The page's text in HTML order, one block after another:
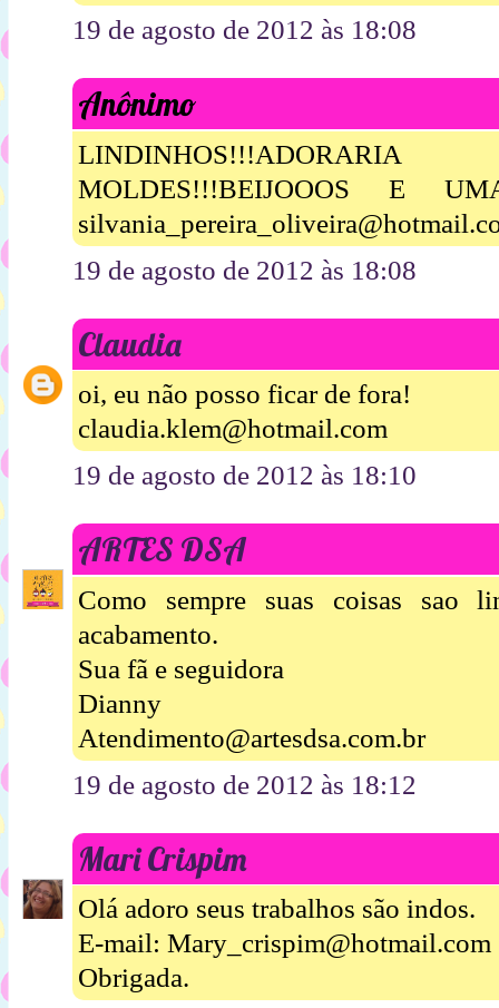
19 de agosto de 2012 às 18:08
Anônimo
MOLDES!!!BEIJOOOS E
19 de agosto de 2012 às 18:08
Claudia
oi, eu não posso ficar de fora!
claudia.klem@hotmail.com
19 de agosto de 2012 às 18:10
ARTES DSA
Como sempre suas coisas sao
acabamento.
Sua fã e seguidora
Dianny
Atendimento@artesdsa.com.br
19 de agosto de 2012 às 18:12
Mari Crispim
Olá adoro seus trabalhos são indos.
E-mail: Mary_crispim@hotmail.com
Obrigada.